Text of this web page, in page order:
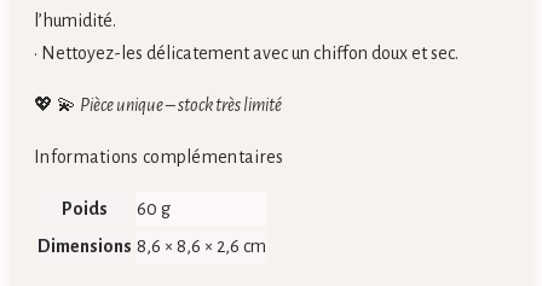
l’humidité.
• Nettoyez-les délicatement avec un chiffon doux et sec.
💖 💫 Pièce unique – stock très limité
Informations complémentaires
Poids
60 g
Dimensions 8,6 × 8,6 × 2,6 cm